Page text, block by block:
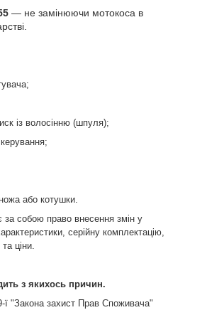
— не замінюючи мотокоса в
із волосінню (шпуля);
або котушки.
собою право внесення змін у
серійну комплектацію,
ціни.
з якихось причин.
ї "Закона захист Прав Споживача"